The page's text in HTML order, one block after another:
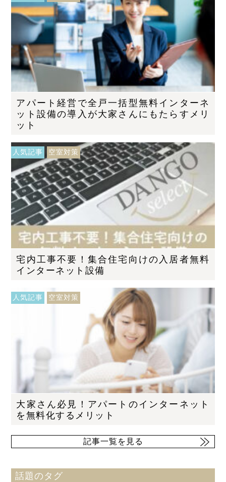
アパート経営で全戸一括型無料インターネ
ット設備の導入が大家さんにもたらすメリ
ット
人気記事 空室対策
宅内工事不要！集合住宅向けの入居者無料
インターネット設備
人気記事 空室対策
大家さん必見！アパートのインターネット
を無料化するメリット
記事一覧を見る
話題のタグ